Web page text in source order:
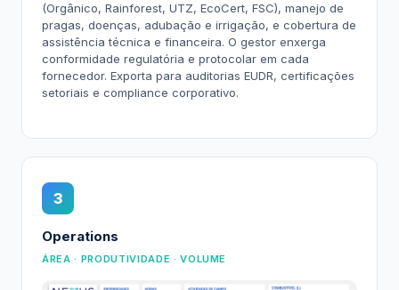
(Orgânico, Rainforest, UTZ, EcoCert, FSC), manejo de
pragas, doenças, adubação e irrigação, e cobertura de
assistência técnica e financeira. O gestor enxerga
conformidade regulatória e protocolar em cada
fornecedor. Exporta para auditorias EUDR, certificações
setoriais e compliance corporativo.
3
Operations
ÁREA · PRODUTIVIDADE · VOLUME